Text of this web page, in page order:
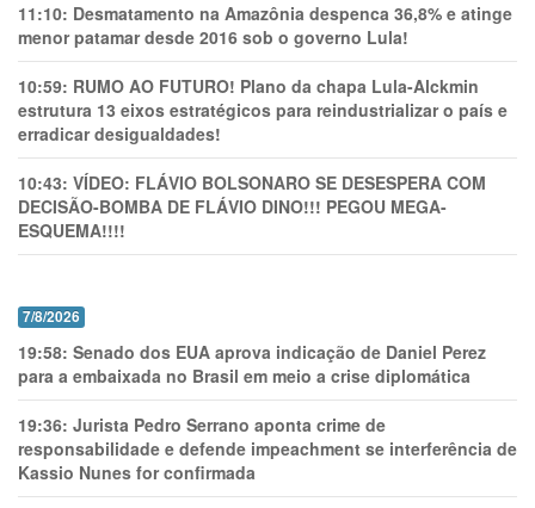
11:10: Desmatamento na Amazônia despenca 36,8% e atinge
menor patamar desde 2016 sob o governo Lula!
10:59: RUMO AO FUTURO! Plano da chapa Lula-Alckmin
estrutura 13 eixos estratégicos para reindustrializar o país e
erradicar desigualdades!
10:43: VÍDEO: FLÁVIO BOLSONARO SE DESESPERA COM
DECISÃO-BOMBA DE FLÁVIO DINO!!! PEGOU MEGA-
ESQUEMA!!!!
7/8/2026
19:58: Senado dos EUA aprova indicação de Daniel Perez
para a embaixada no Brasil em meio a crise diplomática
19:36: Jurista Pedro Serrano aponta crime de
responsabilidade e defende impeachment se interferência de
Kassio Nunes for confirmada